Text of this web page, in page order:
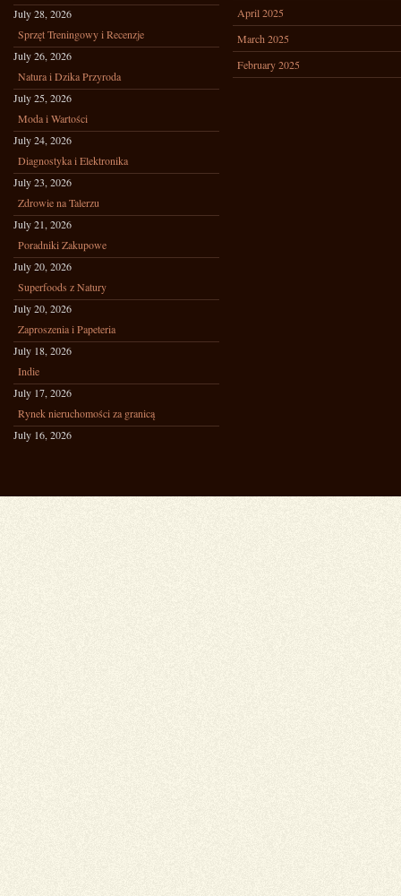
July 28, 2026
Sprzęt Treningowy i Recenzje
July 26, 2026
Natura i Dzika Przyroda
July 25, 2026
Moda i Wartości
July 24, 2026
Diagnostyka i Elektronika
July 23, 2026
Zdrowie na Talerzu
July 21, 2026
Poradniki Zakupowe
July 20, 2026
Superfoods z Natury
July 20, 2026
Zaproszenia i Papeteria
July 18, 2026
Indie
July 17, 2026
Rynek nieruchomości za granicą
July 16, 2026
April 2025
March 2025
February 2025